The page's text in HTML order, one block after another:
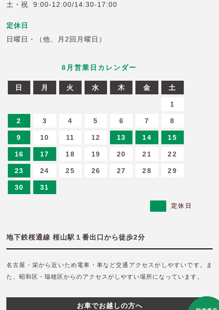
土・祝
9:00-12:00/14:30-17:00
定休日
日曜日・（他、月2回月曜日）
8 月営業日カレンダー
日 月 火 水 木 金 土
1
2 3 4 5 6 7 8
9 10 11 12 13 14 15
16 17 18 19 20 21 22
23 24 25 26 27 28 29
30 31
定休日
地下鉄桜通線 桜山駅１番出口から徒歩2分
名古屋・栄から近いため電車・車など交通アクセスがしやすいです。
ま
た、昭和区・瑞穂区からのアクセスがしやすい場所になっています。
お車でお越しの方へ